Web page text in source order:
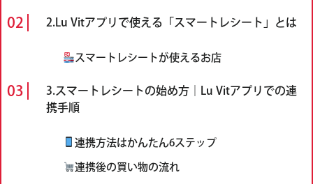
2.Lu Vitアプリで使える「スマートレシート」とは
スマートレシートが使えるお店
3.スマートレシートの始め方｜Lu Vitアプリでの連
携手順
連携方法はかんたん6ステップ
連携後の買い物の流れ